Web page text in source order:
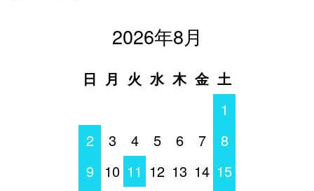
2026年8月
日 月 火 水 木 金 土
1
2
3 4 5 6 7
8
9
10 11 12 13 14 15